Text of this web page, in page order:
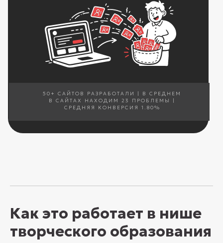
50+ САЙТОВ РАЗРАБОТАЛИ | В СРЕДНЕМ
В САЙТАХ НАХОДИМ 23 ПРОБЛЕМЫ |
СРЕДНЯЯ КОНВЕРСИЯ 1.80%
Как это работает в нише
творческого образования